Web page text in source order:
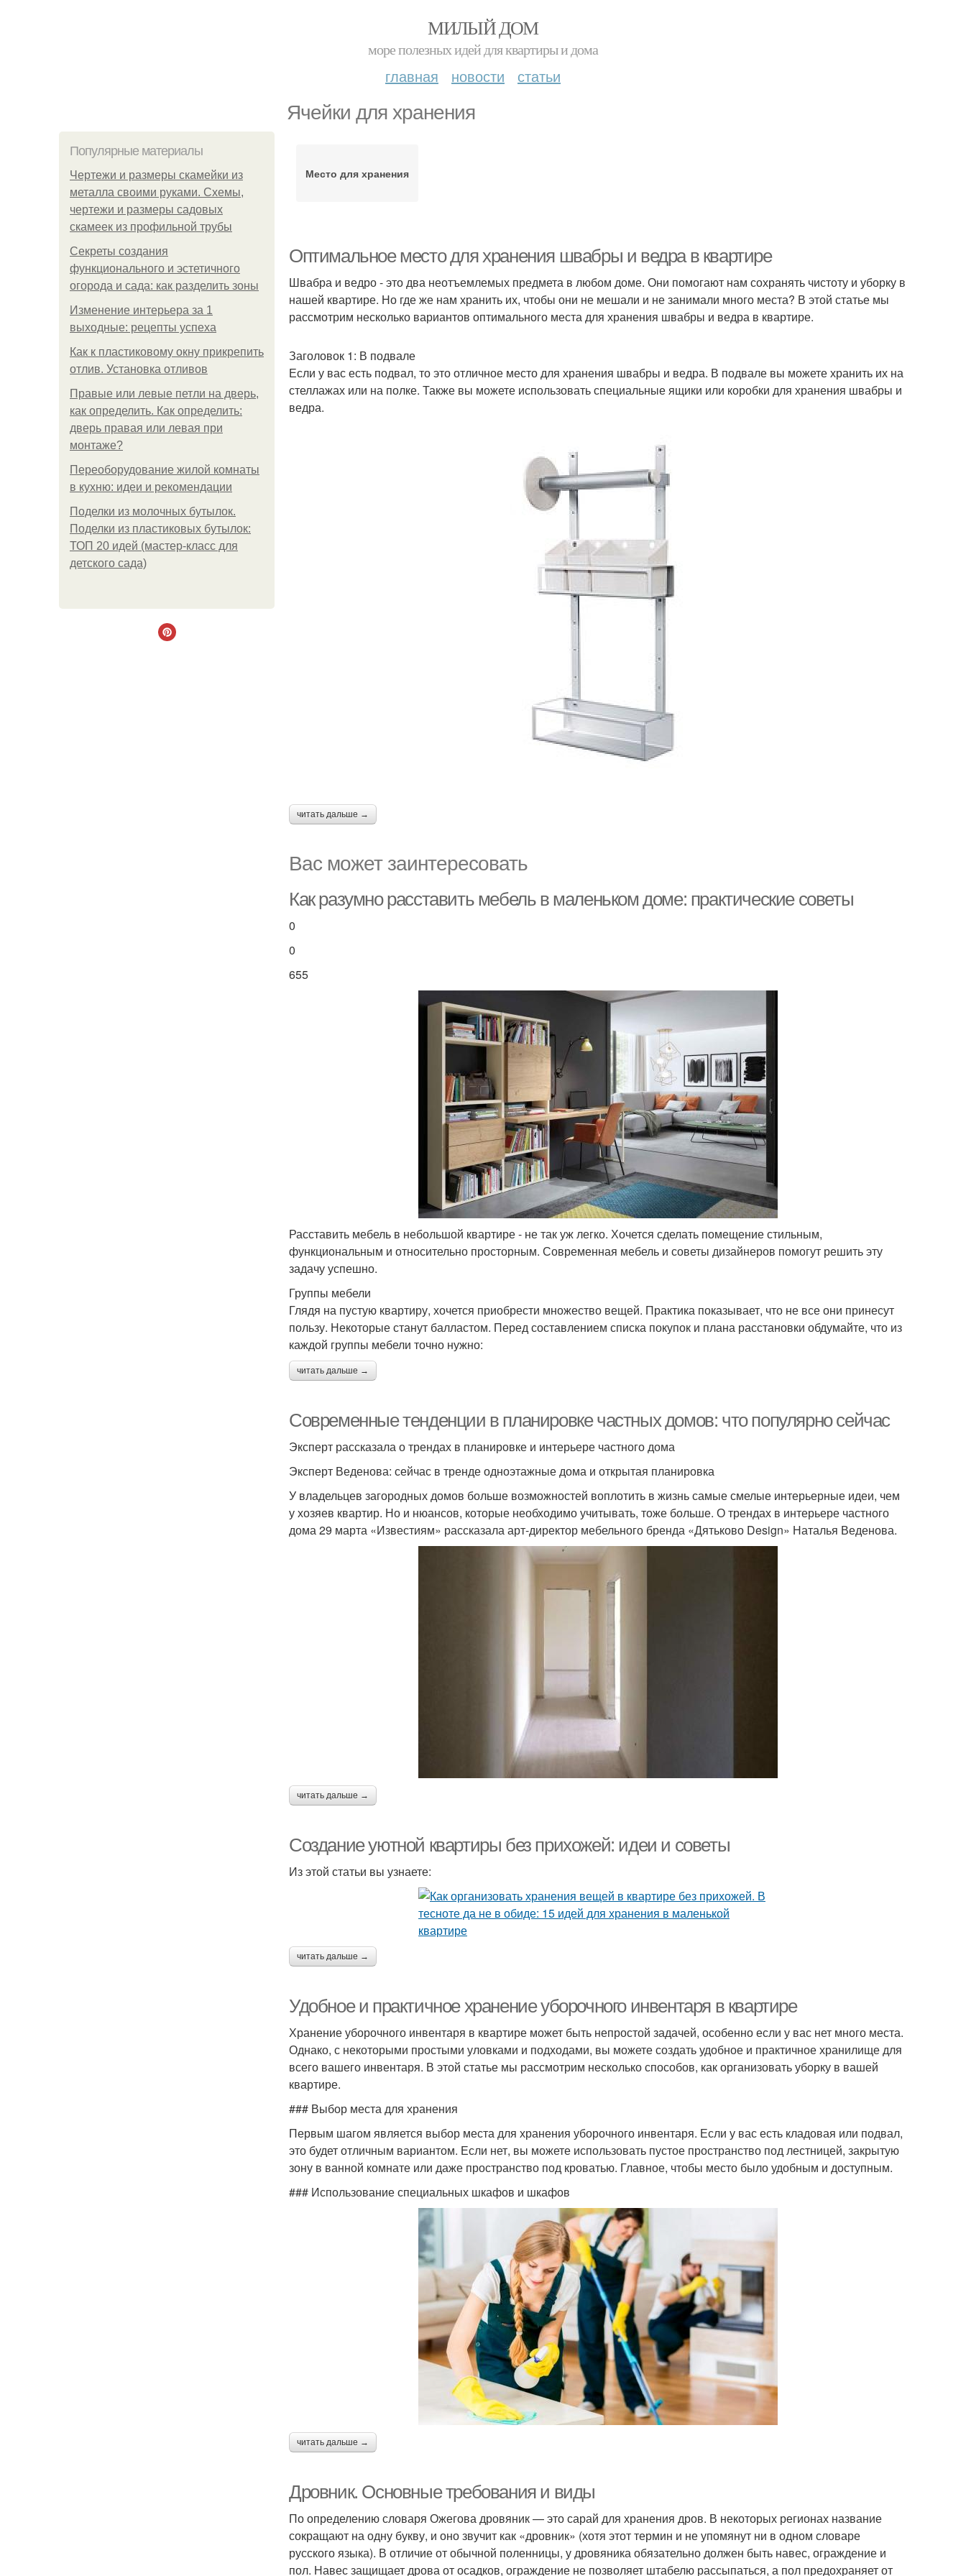
МИЛЫЙ ДОМ
море полезных идей для квартиры и дома
главная новости статьи
Ячейки для хранения
Популярные материалы
Чертежи и размеры скамейки из
металла своими руками. Схемы,
чертежи и размеры садовых
скамеек из профильной трубы
Секреты создания
функционального и эстетичного
огорода и сада: как разделить зоны
Изменение интерьера за 1
выходные: рецепты успеха
Как к пластиковому окну прикрепить
отлив. Установка отливов
Правые или левые петли на дверь,
как определить. Как определить:
дверь правая или левая при
монтаже?
Переоборудование жилой комнаты
в кухню: идеи и рекомендации
Поделки из молочных бутылок.
Поделки из пластиковых бутылок:
ТОП 20 идей (мастер-класс для
детского сада)
Место для хранения
Оптимальное место для хранения швабры и ведра в квартире
Швабра и ведро - это два неотъемлемых предмета в любом доме. Они помогают нам сохранять чистоту и уборку в
нашей квартире. Но где же нам хранить их, чтобы они не мешали и не занимали много места? В этой статье мы
рассмотрим несколько вариантов оптимального места для хранения швабры и ведра в квартире.
Заголовок 1: В подвале
Если у вас есть подвал, то это отличное место для хранения швабры и ведра. В подвале вы можете хранить их на
стеллажах или на полке. Также вы можете использовать специальные ящики или коробки для хранения швабры и
ведра.
читать дальше →
Вас может заинтересовать
Как разумно расставить мебель в маленьком доме: практические советы
0
0
655
Расставить мебель в небольшой квартире - не так уж легко. Хочется сделать помещение стильным,
функциональным и относительно просторным. Современная мебель и советы дизайнеров помогут решить эту
задачу успешно.
Группы мебели
Глядя на пустую квартиру, хочется приобрести множество вещей. Практика показывает, что не все они принесут
пользу. Некоторые станут балластом. Перед составлением списка покупок и плана расстановки обдумайте, что из
каждой группы мебели точно нужно:
читать дальше →
Современные тенденции в планировке частных домов: что популярно сейчас
Эксперт рассказала о трендах в планировке и интерьере частного дома
Эксперт Веденова: сейчас в тренде одноэтажные дома и открытая планировка
У владельцев загородных домов больше возможностей воплотить в жизнь самые смелые интерьерные идеи, чем
у хозяев квартир. Но и нюансов, которые необходимо учитывать, тоже больше. О трендах в интерьере частного
дома 29 марта «Известиям» рассказала арт-директор мебельного бренда «Дятьково Design» Наталья Веденова.
читать дальше →
Создание уютной квартиры без прихожей: идеи и советы
Из этой статьи вы узнаете:
читать дальше →
Удобное и практичное хранение уборочного инвентаря в квартире
Хранение уборочного инвентаря в квартире может быть непростой задачей, особенно если у вас нет много места.
Однако, с некоторыми простыми уловками и подходами, вы можете создать удобное и практичное хранилище для
всего вашего инвентаря. В этой статье мы рассмотрим несколько способов, как организовать уборку в вашей
квартире.
### Выбор места для хранения
Первым шагом является выбор места для хранения уборочного инвентаря. Если у вас есть кладовая или подвал,
это будет отличным вариантом. Если нет, вы можете использовать пустое пространство под лестницей, закрытую
зону в ванной комнате или даже пространство под кроватью. Главное, чтобы место было удобным и доступным.
### Использование специальных шкафов и шкафов
читать дальше →
Дровник. Основные требования и виды
По определению словаря Ожегова дровяник — это сарай для хранения дров. В некоторых регионах название
сокращают на одну букву, и оно звучит как «дровник» (хотя этот термин и не упомянут ни в одном словаре
русского языка). В отличие от обычной поленницы, у дровяника обязательно должен быть навес, ограждение и
пол. Навес защищает дрова от осадков, ограждение не позволяет штабелю рассыпаться, а пол предохраняет от